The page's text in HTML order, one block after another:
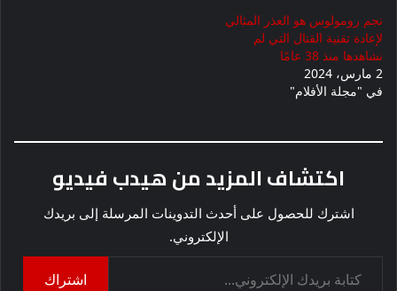
نجم رومولوس هو العذر المثالي
لإعادة تقنية القتال التي لم
نشاهدها منذ 38 عامًا
2 مارس، 2024
في "مجلة الأفلام"
اكتشاف المزيد من هيدب فيديو
اشترك للحصول على أحدث التدوينات المرسلة إلى بريدك
الإلكتروني.
اشتراك